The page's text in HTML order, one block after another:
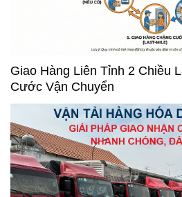
Giao Hàng Liên Tỉnh 2 Chiều
Cước Vận Chuyển